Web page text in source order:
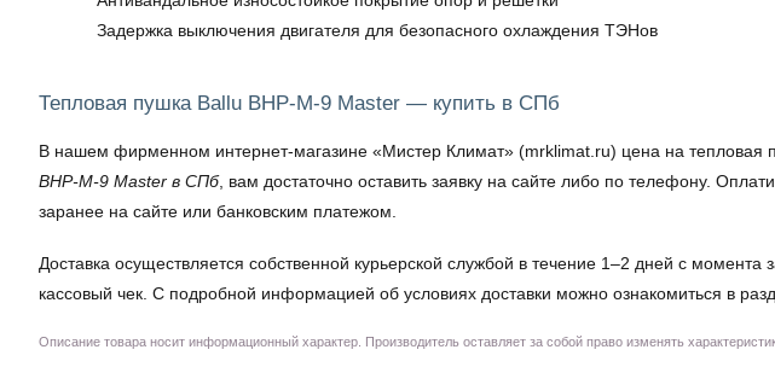
Задержка выключения двигателя для безопасного охлаждения ТЭНов
Тепловая пушка Ballu BHP-M-9 Master — купить в СПб
В нашем фирменном интернет-магазине «Мистер Климат» (mrklimat.ru) цена на тепловая
BHP-M-9 Master в СПб, вам достаточно оставить заявку на сайте либо по телефону.
заранее на сайте или банковским платежом.
Доставка осуществляется собственной курьерской службой в течение 1–2 дней с
кассовый чек. С подробной информацией об условиях доставки можно ознакомиться в
Описание товара носит информационный характер. Производитель оставляет за собой право изменять